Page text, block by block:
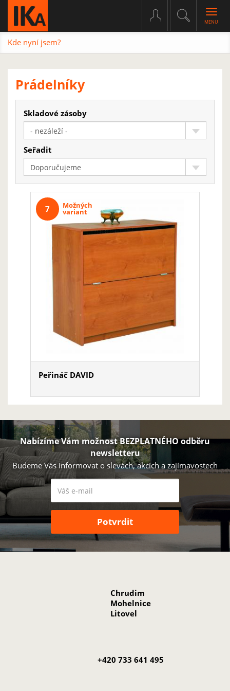
Kde nyní jsem?
Prádelníky
Skladové zásoby
- nezáleží -
Seřadit
Doporučujeme
Možných
variant
7
Peřináč DAVID
Nabízíme Vám možnost BEZPLATNÉHO odběru
newsletteru
Budeme Vás informovat o slevách, akcích a zajímavostech
Chrudim
Mohelnice
Litovel
+420 733 641 495